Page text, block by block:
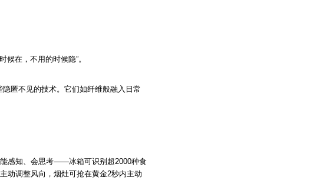
候在，不用的时候隐”。
隐匿不见的技术。它们如纤维般融入日常
能感知、会思考——冰箱可识别超2000种食
动调整风向，烟灶可抢在黄金2秒内主动